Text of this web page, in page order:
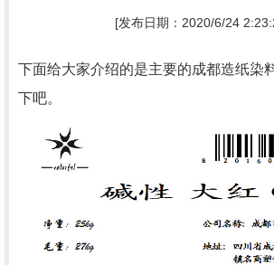
[发布日期：2020/6/24
下面给大家介绍的是主要的成都造纸染
下吧。